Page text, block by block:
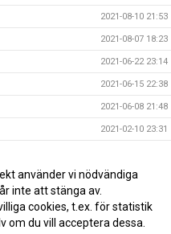
2021-08-10 21:53
2021-08-07 18:23
2021-06-22 23:14
2021-06-15 22:38
2021-06-08 21:48
2021-02-10 23:31
2020-12-08 20:02
2020-12-06 14:37
använder vi nödvändiga
inte att stänga av.
cookies, t.ex. för statistik
om du vill acceptera dessa.